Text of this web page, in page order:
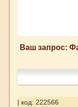
Ваш запрос:
| код: 222566